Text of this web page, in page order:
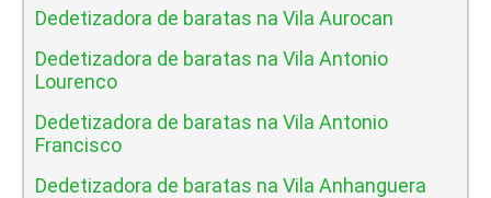
Dedetizadora de baratas na Vila Aurocan
Dedetizadora de baratas na Vila Antonio
Lourenco
Dedetizadora de baratas na Vila Antonio
Francisco
Dedetizadora de baratas na Vila Anhanguera